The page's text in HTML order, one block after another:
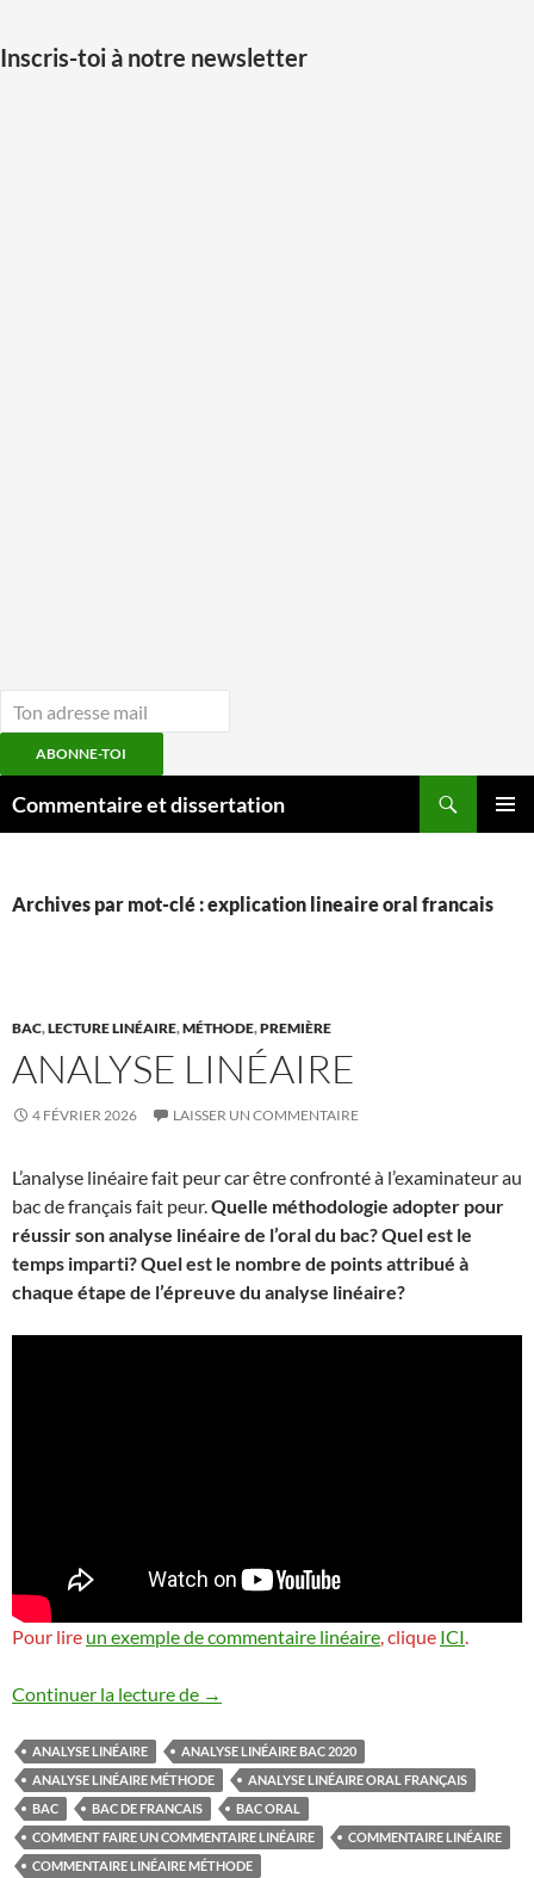
Inscris-toi à notre newsletter
ABONNE-TOI
auCommentaire et dissertation
Archives par mot-clé : explication lineaire oral francais
BAC,LECTURE LINÉAIRE,MÉTHODE,PREMIÈRE
ANALYSE LINÉAIRE
4 FÉVRIER 2026 LAISSER UN COMMENTAIRE
L’analyse linéaire fait peur car être confronté à l’examinateur au
bac de français fait peur.Quelle méthodologie adopter pour
réussir son analyse linéaire de l’oral du bac? Quel est le
temps imparti?Quel est le nombre de points attribué à
chaque étape de l’épreuve du analyse linéaire?
Pour lire un exemple de commentaire linéaire , clique ICI
Continuer la lecture de Analyse linéaire
→
ANALYSE LINÉAIRE
ANALYSE LINÉAIRE BAC 2020
ANALYSE LINÉAIRE MÉTHODE
ANALYSE LINÉAIRE ORAL FRANÇAIS
BAC
BAC DE FRANCAIS
BAC ORAL
COMMENT FAIRE UN COMMENTAIRE LINÉAIRE
COMMENTAIRE LINÉAIRE
COMMENTAIRE LINÉAIRE MÉTHODE